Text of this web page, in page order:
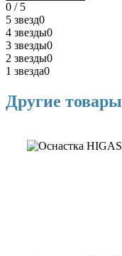
0 / 5
5 звезд0
4 звезды0
3 звезды0
2 звезды0
1 звезда0
Другие товары